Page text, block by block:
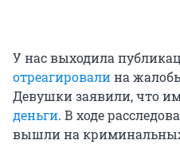
У нас выходила
отреагировалина
Девушки заявили, что
деньги. В ходе
вышли на